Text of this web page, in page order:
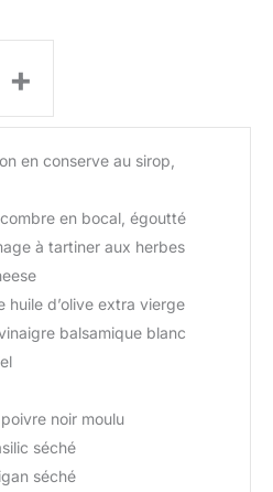
+
en conserve au sirop,
en bocal, égoutté
à tartiner aux herbes
huile d’olive extra vierge
balsamique blanc
noir moulu
séché
séché